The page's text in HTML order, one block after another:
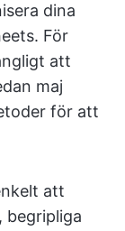
dina
För
att
maj
för att
att
begripliga